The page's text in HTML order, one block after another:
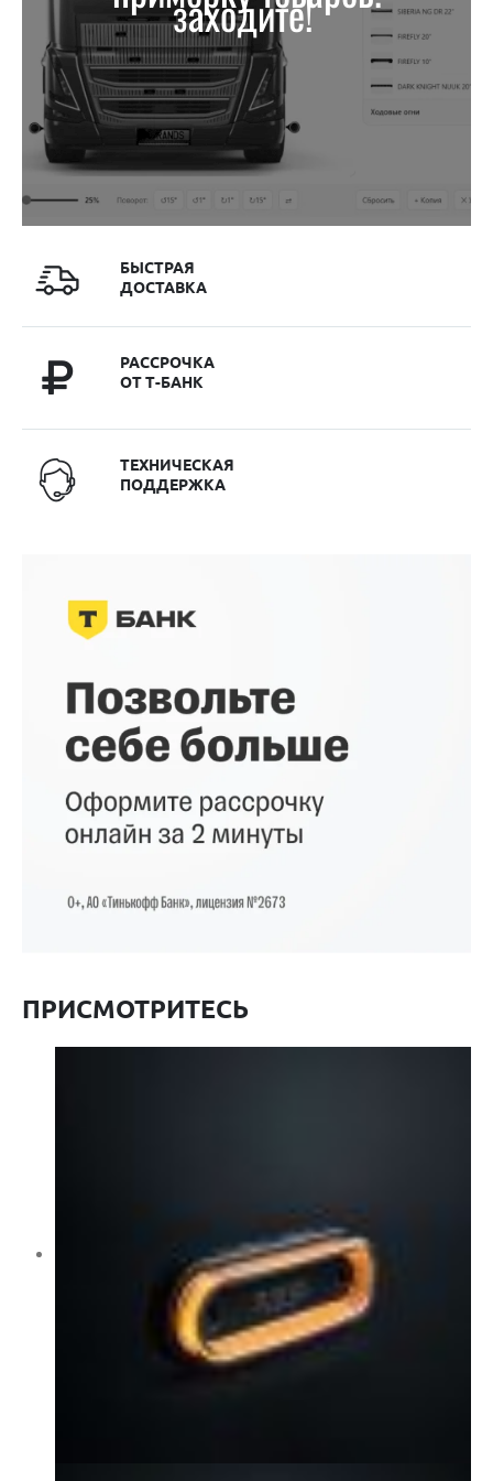
заходите!
БЫСТРАЯ
ДОСТАВКА
РАССРОЧКА
ОТ Т-БАНК
ТЕХНИЧЕСКАЯ
ПОДДЕРЖКА
ПРИСМОТРИТЕСЬ